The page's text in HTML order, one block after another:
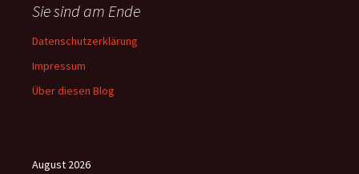
Sie sind am Ende
Datenschutzerklärung
Impressum
Über diesen Blog
August 2026